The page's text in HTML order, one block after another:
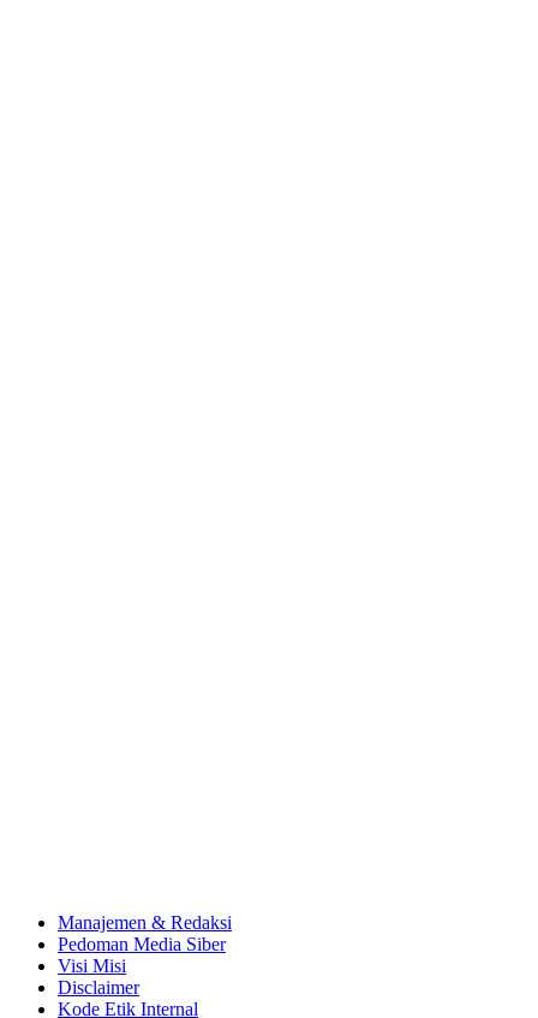
Manajemen & Redaksi
Pedoman Media Siber
Visi Misi
Disclaimer
Kode Etik Internal